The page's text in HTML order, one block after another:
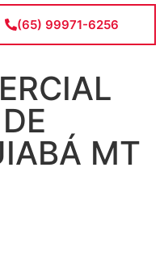
(65) 99971-6256
MT